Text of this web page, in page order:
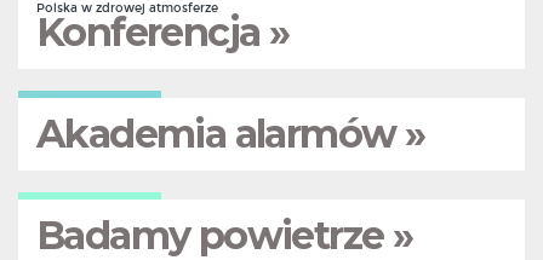
Polska w zdrowej atmosferze
Konferencja »
Akademia alarmów »
Badamy powietrze »